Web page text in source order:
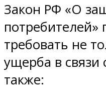
Закон РФ «О
потребителей»
требовать не
ущерба в связи
также: